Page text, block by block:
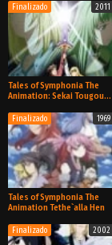
Finalizado 2011
Ova
Tales of Symphonia The
Animation: Sekai Tougou-
Finalizado 1969
Tales of Symphonia The
Animation Tethe`alla Hen
Finalizado 2002